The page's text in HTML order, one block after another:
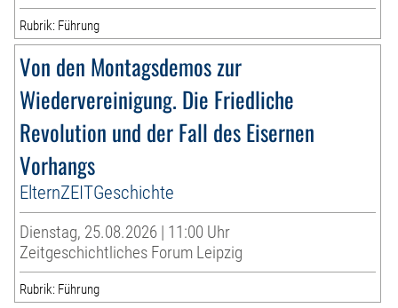
Rubrik: Führung
Von den Montagsdemos zur
Wiedervereinigung. Die Friedliche
Revolution und der Fall des Eisernen
Vorhangs
ElternZEITGeschichte
Dienstag, 25.08.2026 | 11:00 Uhr
Zeitgeschichtliches Forum Leipzig
Rubrik: Führung